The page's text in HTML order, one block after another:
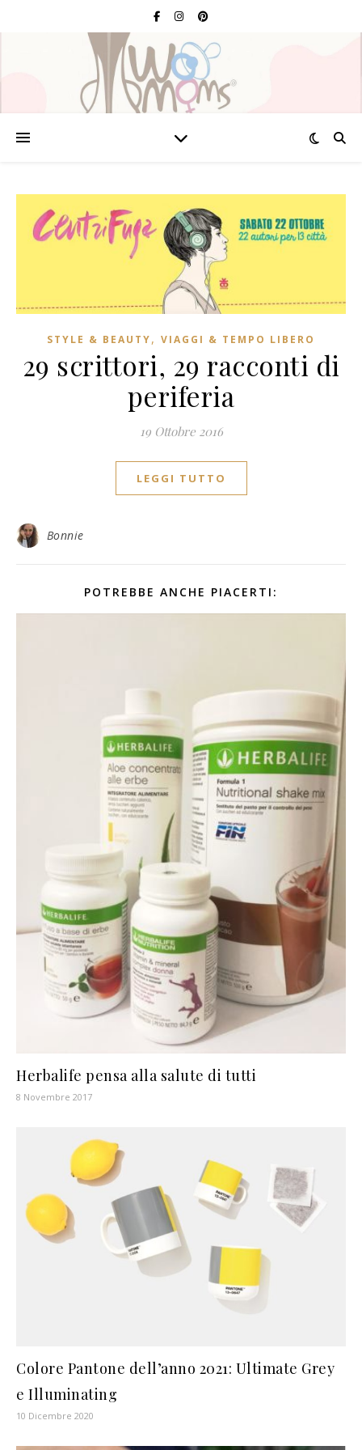
STYLE & BEAUTY, VIAGGI & TEMPO LIBERO
29 scrittori, 29 racconti di
periferia
19 Ottobre 2016
LEGGI TUTTO
Bonnie
POTREBBE ANCHE PIACERTI:
Herbalife pensa alla salute di tutti
8 Novembre 2017
Colore Pantone dell’anno 2021: Ultimate Grey
e Illuminating
10 Dicembre 2020